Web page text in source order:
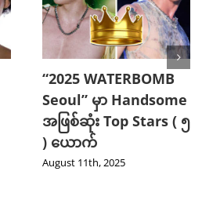
“2025 WATERBOMB
Seoul” မှာ Handsome
အဖြစ်ဆုံး Top Stars ( ၅
) ယောက်
August 11th, 2025